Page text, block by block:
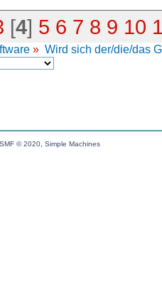
[4] 5 6 7 8 9 10
» Wird sich der/die/das
SMF © 2020, Simple Machines